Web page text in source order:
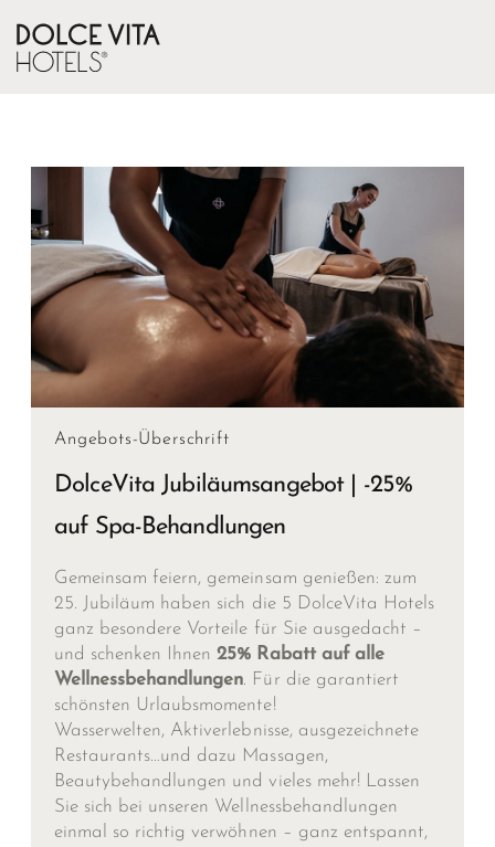
Angebots-Überschrift
DolceVita Jubiläumsangebot | -25%
auf Spa-Behandlungen
Gemeinsam feiern, gemeinsam genießen: zum
25. Jubiläum haben sich die 5 DolceVita Hotels
ganz besondere Vorteile für Sie ausgedacht –
und schenken Ihnen25% Rabatt auf alle
Wellnessbehandlungen. Für die garantiert
schönsten Urlaubsmomente!
Wasserwelten, Aktiverlebnisse, ausgezeichnete
Restaurants…und dazu Massagen,
Beautybehandlungen und vieles mehr! Lassen
Sie sich bei unseren Wellnessbehandlungen
einmal so richtig verwöhnen – ganz entspannt,